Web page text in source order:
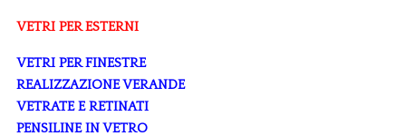
VETRI PER ESTERNI
VETRI PER FINESTRE
REALIZZAZIONE VERANDE
VETRATE E RETINATI
PENSILINE IN VETRO